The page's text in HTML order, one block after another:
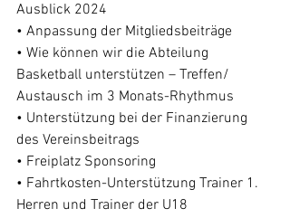
Ausblick 2024
• Anpassung der Mitgliedsbeiträge
• Wie können wir die Abteilung
Basketball unterstützen – Treffen/
Austausch im 3 Monats-Rhythmus
• Unterstützung bei der Finanzierung
des Vereinsbeitrags
• Freiplatz Sponsoring
• Fahrtkosten-Unterstützung Trainer 1.
Herren und Trainer der U18